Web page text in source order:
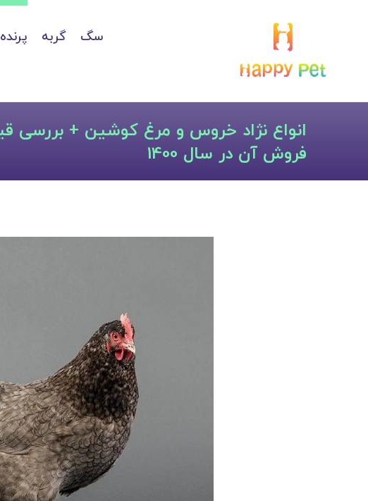
سگ گربه
انواع نژاد خروس و مرغ کوشین + بررسی
فروش آن در سال 1400